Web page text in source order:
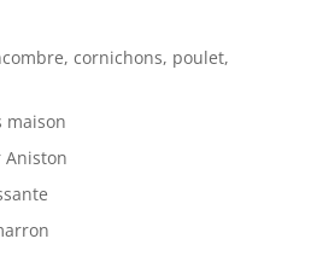
cornichons, poulet,
maison
Aniston